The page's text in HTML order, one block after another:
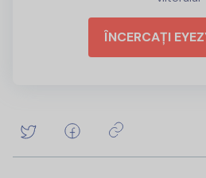
ÎNCERCAȚI